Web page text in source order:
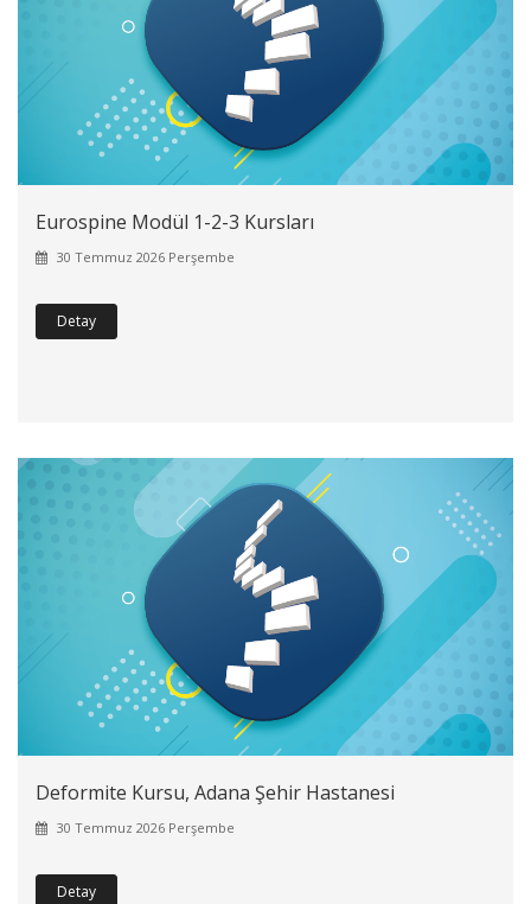
Eurospine Modül 1-2-3 Kursları
30 Temmuz 2026 Perşembe
Detay
Deformite Kursu, Adana Şehir Hastanesi
30 Temmuz 2026 Perşembe
Detay